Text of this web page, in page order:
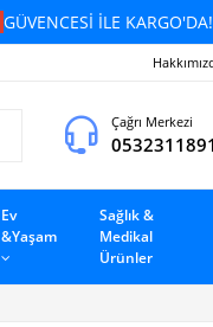
GÜVENCESİ İLE KARGO'DA!
Çağrı Merkezi
Ev
&Yaşam
Sağlık &
Medikal
Ürünler